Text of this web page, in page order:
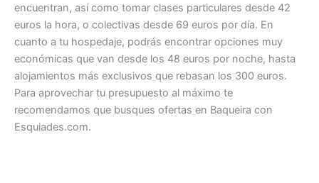
encuentran, así como tomar clases particulares desde 42
euros la hora, o colectivas desde 69 euros por día. En
cuanto a tu hospedaje, podrás encontrar opciones muy
económicas que van desde los 48 euros por noche, hasta
alojamientos más exclusivos que rebasan los 300 euros.
Para aprovechar tu presupuesto al máximo te
recomendamos que busques ofertas en Baqueira con
Esquiades.com.